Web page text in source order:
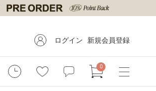
ログイン 新規会員登録
0